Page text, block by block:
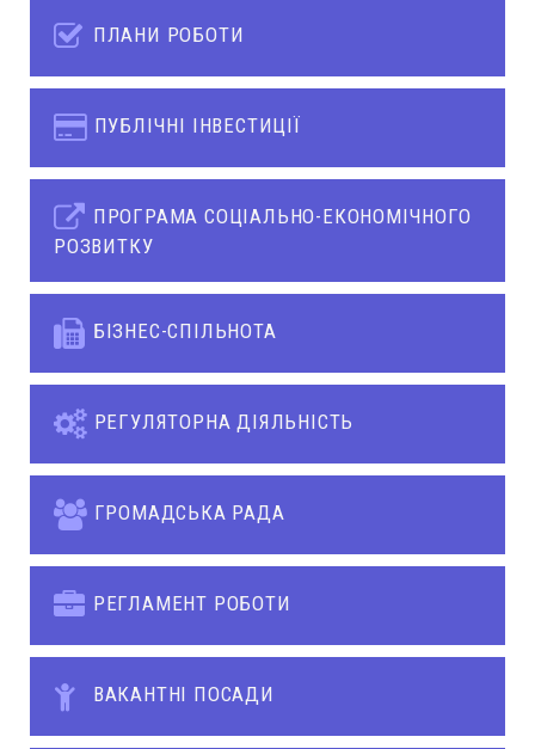
ПЛАНИ РОБОТИ
ПУБЛІЧНІ ІНВЕСТИЦІЇ
ПРОГРАМА СОЦІАЛЬНО-ЕКОНОМІЧНОГО
РОЗВИТКУ
БІЗНЕС-СПІЛЬНОТА
РЕГУЛЯТОРНА ДІЯЛЬНІСТЬ
ГРОМАДСЬКА РАДА
РЕГЛАМЕНТ РОБОТИ
ВАКАНТНІ ПОСАДИ